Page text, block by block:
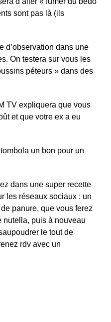
sont pas là (ils
d’observation dans une
On testera sur vous les
péteurs » dans des
TV expliquera que vous
et que votre ex a eu
un bon pour un
dans une super recette
les réseaux sociaux : un
panure, que vous ferez
nutella, puis à nouveau
le tout de
rdv avec un